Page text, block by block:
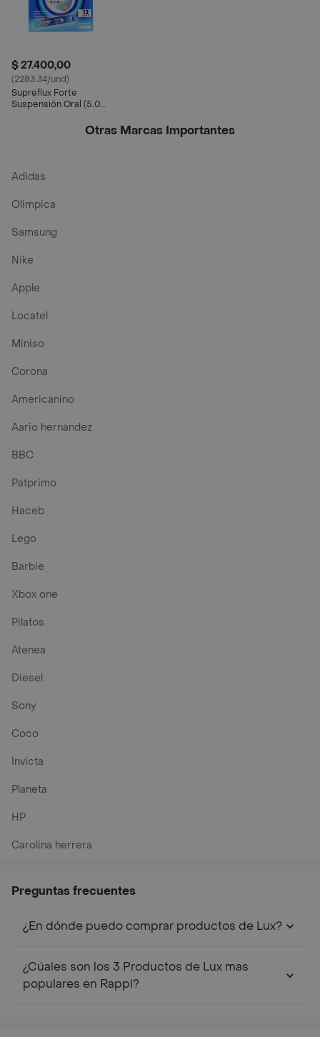
$ 27.400,00
(2283.34/und)
Supreflux Forte
Suspensión Oral (5.0
Otras Marcas Importantes
Adidas
Olimpica
Samsung
Nike
Apple
Locatel
Miniso
Corona
Americanino
Aario hernandez
BBC
Patprimo
Haceb
Lego
Barbie
Xbox one
Pilatos
Atenea
Diesel
Sony
Coco
Invicta
Planeta
HP
Carolina herrera
Preguntas frecuentes
¿En dónde puedo comprar productos de Lux?
¿Cúales son los 3 Productos de Lux mas
populares en Rappi?